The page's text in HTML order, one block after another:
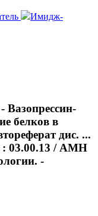
Имидж-
Вазопрессин-
белков в
дис. ...
: 03.00.13 / АМН
-